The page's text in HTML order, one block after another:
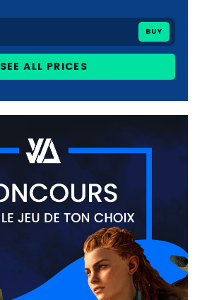
BUY
SEE ALL PRICES